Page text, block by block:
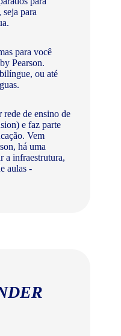
para
para você
Pearson.
ou até
rede de ensino de
e faz parte
Vem
há uma
a infraestrutura,
aulas -